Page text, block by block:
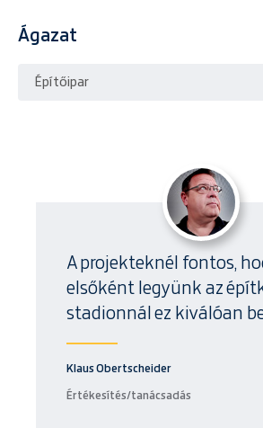
Ágazat
Építőipar
A projekteknél fontos,
elsőként legyünk az
stadionnál ez kiválóan
Klaus Obertscheider
Értékesítés/tanácsadás